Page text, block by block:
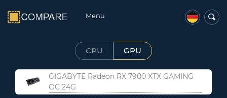
Menü
CPU GPU
GIGABYTE Radeon RX 7900 XTX GAMING
OC 24G